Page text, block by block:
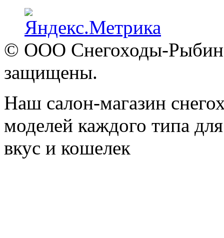
© ООО Снегоходы-
защищены.
Наш салон-магазин
моделей каждого типа
вкус и кошелек